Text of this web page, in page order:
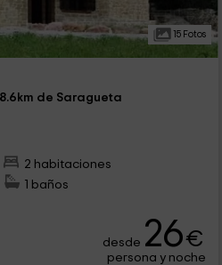
15 Fotos
de Saragueta
2 habitaciones
1 baños
desde 26€
persona y noche